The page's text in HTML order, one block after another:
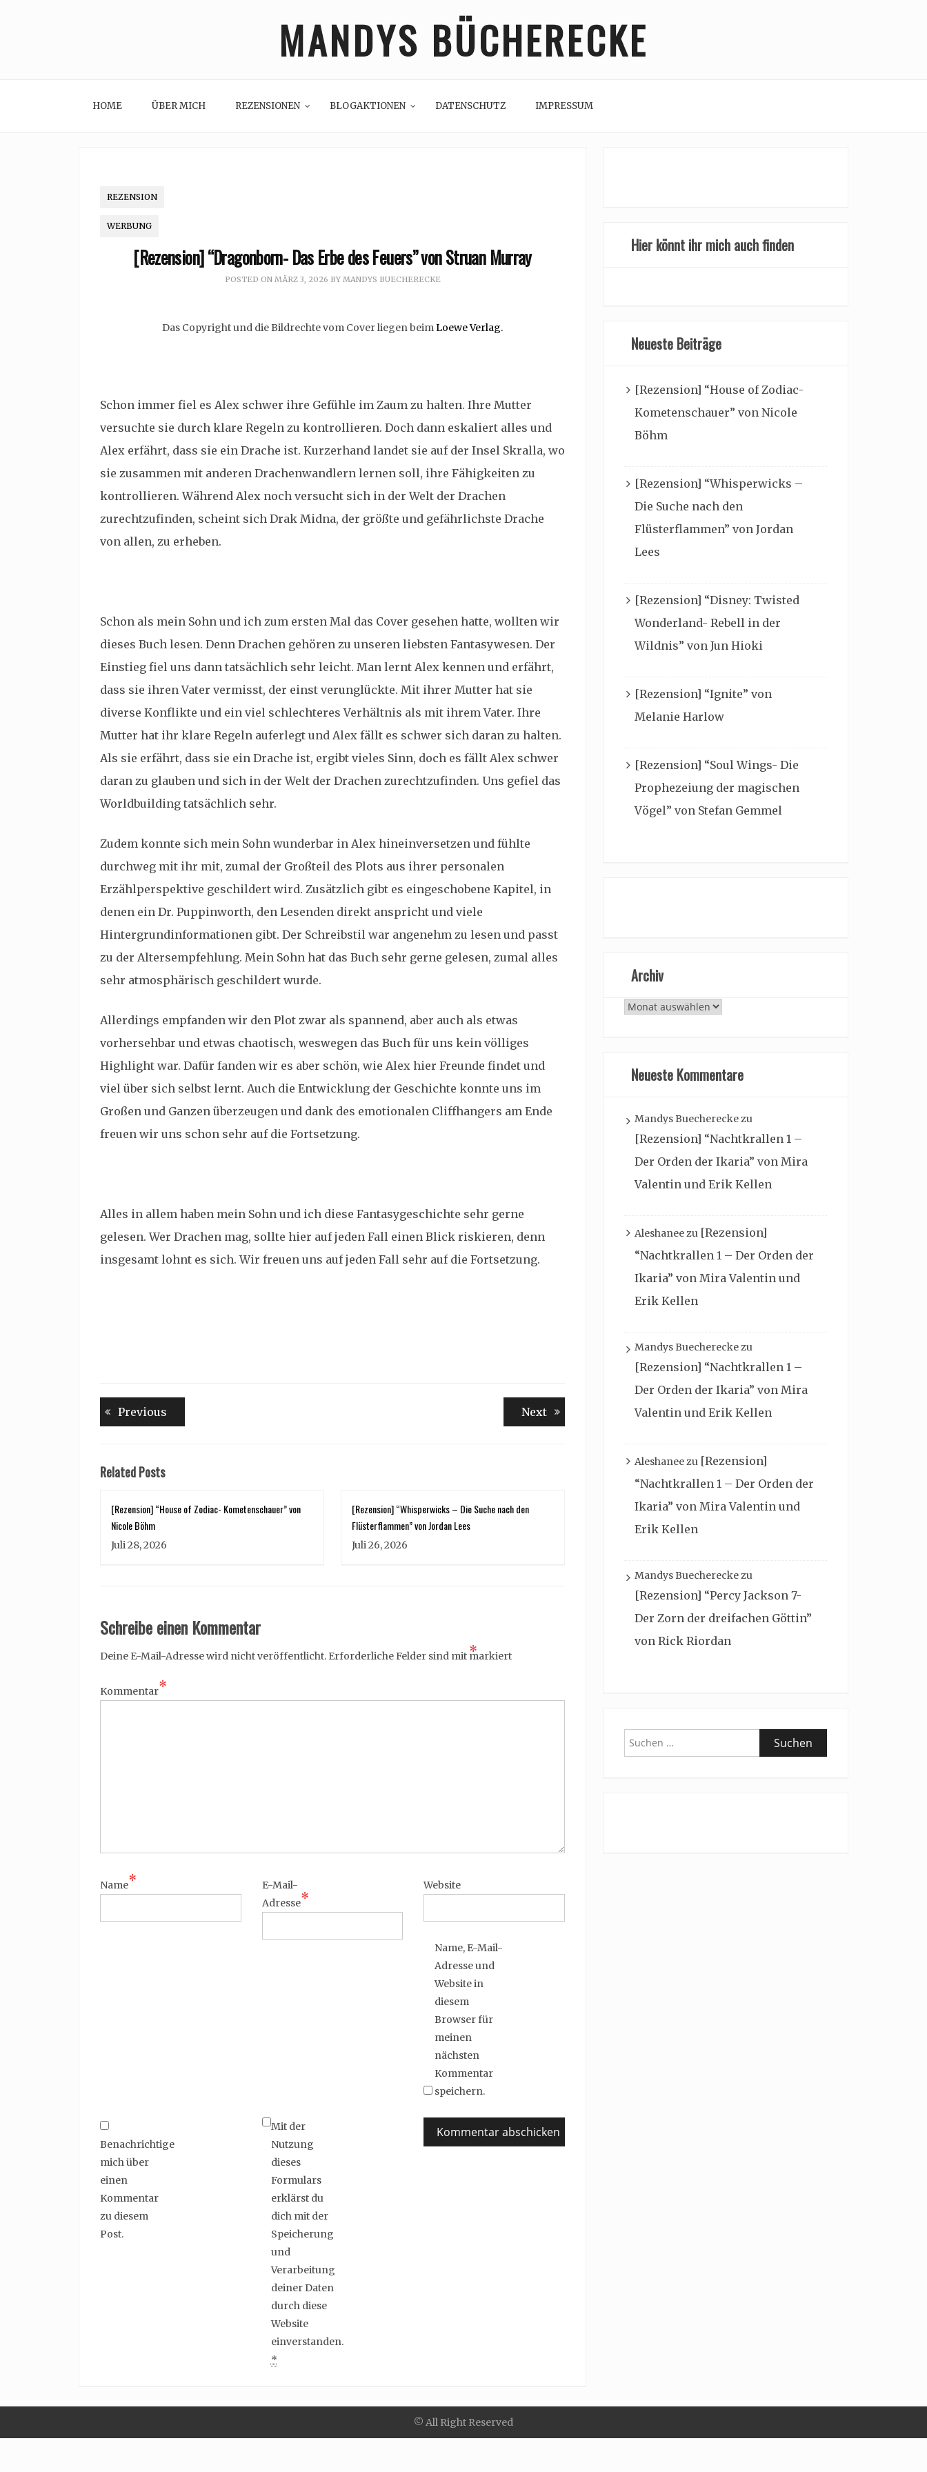
MANDYS BÜCHERECKE
HOME ÜBER MICH REZENSIONEN BLOGAKTIONEN DATENSCHUTZ IMPRESSUM
REZENSION
WERBUNG
[Rezension] “Dragonborn- Das Erbe des Feuers” von Struan Murray
POSTED ON MÄRZ 3, 2026 BY MANDYS BUECHERECKE
Das Copyright und die Bildrechte vom Cover liegen beimLoewe Verlag.
Schon immer fiel es Alex schwer ihre Gefühle im Zaum zu halten. Ihre Mutter
versuchte sie durch klare Regeln zu kontrollieren. Doch dann eskaliert alles und
Alex erfährt, dass sie ein Drache ist. Kurzerhand landet sie auf der Insel Skralla, wo
sie zusammen mit anderen Drachenwandlern lernen soll, ihre Fähigkeiten zu
kontrollieren. Während Alex noch versucht sich in der Welt der Drachen
zurechtzufinden, scheint sich Drak Midna, der größte und gefährlichste Drache
von allen, zu erheben.
Schon als mein Sohn und ich zum ersten Mal das Cover gesehen hatte, wollten wir
dieses Buch lesen. Denn Drachen gehören zu unseren liebsten Fantasywesen. Der
Einstieg fiel uns dann tatsächlich sehr leicht. Man lernt Alex kennen und erfährt,
dass sie ihren Vater vermisst, der einst verunglückte. Mit ihrer Mutter hat sie
diverse Konflikte und ein viel schlechteres Verhältnis als mit ihrem Vater. Ihre
Mutter hat ihr klare Regeln auferlegt und Alex fällt es schwer sich daran zu halten.
Als sie erfährt, dass sie ein Drache ist, ergibt vieles Sinn, doch es fällt Alex schwer
daran zu glauben und sich in der Welt der Drachen zurechtzufinden. Uns gefiel das
Worldbuilding tatsächlich sehr.
Zudem konnte sich mein Sohn wunderbar in Alex hineinversetzen und fühlte
durchweg mit ihr mit, zumal der Großteil des Plots aus ihrer personalen
Erzählperspektive geschildert wird. Zusätzlich gibt es eingeschobene Kapitel, in
denen ein Dr. Puppinworth, den Lesenden direkt anspricht und viele
Hintergrundinformationen gibt. Der Schreibstil war angenehm zu lesen und passt
zu der Altersempfehlung. Mein Sohn hat das Buch sehr gerne gelesen, zumal alles
sehr atmosphärisch geschildert wurde.
Allerdings empfanden wir den Plot zwar als spannend, aber auch als etwas
vorhersehbar und etwas chaotisch, weswegen das Buch für uns kein völliges
Highlight war. Dafür fanden wir es aber schön, wie Alex hier Freunde findet und
viel über sich selbst lernt. Auch die Entwicklung der Geschichte konnte uns im
Großen und Ganzen überzeugen und dank des emotionalen Cliffhangers am Ende
freuen wir uns schon sehr auf die Fortsetzung.
Alles in allem haben mein Sohn und ich diese Fantasygeschichte sehr gerne
gelesen. Wer Drachen mag, sollte hier auf jeden Fall einen Blick riskieren, denn
insgesamt lohnt es sich. Wir freuen uns auf jeden Fall sehr auf die Fortsetzung.
Beitragsnavigation
Previous NextNext
Related Posts
[Rezension] “House of Zodiac- Kometenschauer” von
Nicole Böhm
Juli 28, 2026
[Rezension] “Whisperwicks – Die Suche nach den
Flüsterflammen” von Jordan Lees
Juli 26, 2026
Schreibe einen Kommentar
Deine E-Mail-Adresse wird nicht veröffentlicht. Erforderliche Felder sind mit *
markiert
Kommentar*
Name*
E-Mail-
Adresse*
Website
Name, E-Mail-
Adresse und
Website in
diesem
Browser für
meinen
nächsten
Kommentar
speichern.
Benachrichtige
mich über
einen
Kommentar
zu diesem
Post.
Mit der
Nutzung
dieses
Formulars
erklärst du
dich mit der
Speicherung
und
Verarbeitung
deiner Daten
durch diese
Website
einverstanden.
*
Hier könnt ihr mich auch finden
Neueste Beiträge
[Rezension] “House of Zodiac-
Kometenschauer” von Nicole
Böhm
[Rezension] “Whisperwicks –
Die Suche nach den
Flüsterflammen” von Jordan
Lees
[Rezension] “Disney: Twisted
Wonderland- Rebell in der
Wildnis” von Jun Hioki
[Rezension] “Ignite” von
Melanie Harlow
[Rezension] “Soul Wings- Die
Prophezeiung der magischen
Vögel” von Stefan Gemmel
Archiv
Archiv
Neueste Kommentare
Mandys Buechereckezu
[Rezension] “Nachtkrallen 1 –
Der Orden der Ikaria” von Mira
Valentin und Erik Kellen
Aleshaneezu [Rezension]
“Nachtkrallen 1 – Der Orden der
Ikaria” von Mira Valentin und
Erik Kellen
Mandys Buechereckezu
[Rezension] “Nachtkrallen 1 –
Der Orden der Ikaria” von Mira
Valentin und Erik Kellen
Aleshaneezu [Rezension]
“Nachtkrallen 1 – Der Orden der
Ikaria” von Mira Valentin und
Erik Kellen
Mandys Buechereckezu
[Rezension] “Percy Jackson 7-
Der Zorn der dreifachen Göttin”
von Rick Riordan
Suchen
nach:
© All Right Reserved